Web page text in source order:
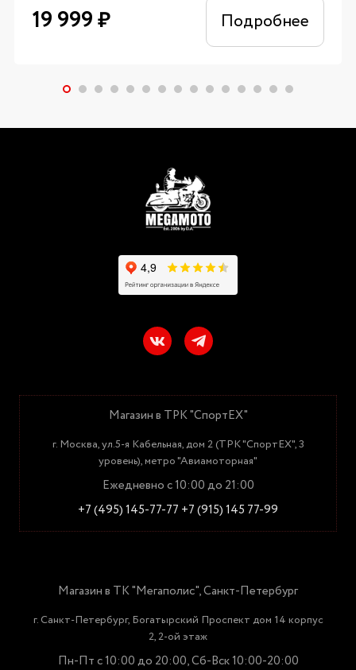
19 999₽ Подробнее
Магазин в ТРК "СпортЕХ"
г. Москва, ул.5-я Кабельная, дом 2 (ТРК "СпортЕХ", 3
уровень), метро "Авиамоторная"
Ежедневно с 10:00 до 21:00
+7 (495) 145-77-77 +7 (915) 145 77-99
Магазин в ТК "Мегаполис", Санкт-Петербург
г. Санкт-Петербург, Богатырский Проспект дом 14 корпус
2, 2-ой этаж
Пн-Пт с 10:00 до 20:00, Сб-Вск 10:00-20:00